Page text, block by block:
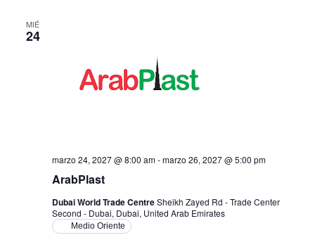
MIÉ
24
ArabPlast
marzo 24, 2027 @ 8:00 am-marzo 26, 2027 @ 5:00 pm
Dubai World Trade CentreSheikh Zayed Rd - Trade Center
Second - Dubai, Dubai, United Arab Emirates
Medio Oriente